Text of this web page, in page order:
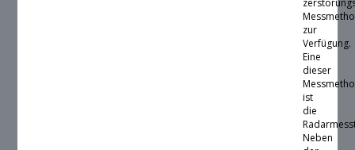
zur
Verfügung.
Eine
dieser
ist
die
Neben